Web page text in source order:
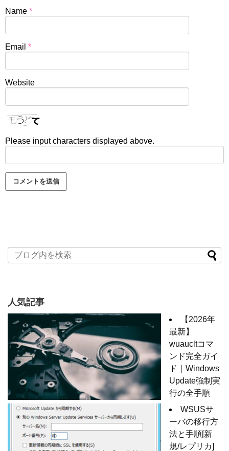
Name *
Email *
Website
Please input characters displayed above.
人気記事
【2026年
最新】
wuaucltコマ
ンド完全ガイ
ド｜Windows
Update強制実
行の全手順
WSUSサ
ーバの移行方
法と手順[新
規/レプリカ]